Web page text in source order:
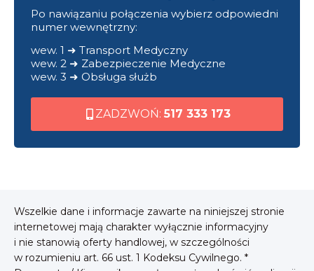
Po nawiązaniu połączenia wybierz odpowiedni
numer wewnętrzny:
wew. 1 ➜ Transport Medyczny
wew. 2 ➜ Zabezpieczenie Medyczne
wew. 3 ➜ Obsługa służb
ZADZWOŃ: 517 333 173
Wszelkie dane i informacje zawarte na niniejszej stronie
internetowej mają charakter wyłącznie informacyjny
i nie stanowią oferty handlowej, w szczególności
w rozumieniu art. 66 ust. 1 Kodeksu Cywilnego. *